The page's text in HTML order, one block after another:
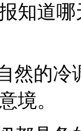
知道
然的
境。